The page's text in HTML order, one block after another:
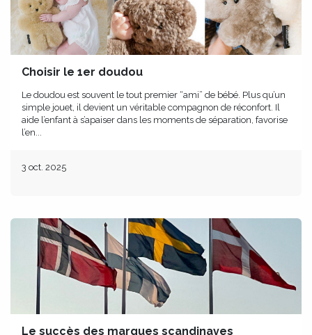
Choisir le 1er doudou
Le doudou est souvent le tout premier “ami” de bébé. Plus qu’un
simple jouet, il devient un véritable compagnon de réconfort. Il
aide l’enfant à s’apaiser dans les moments de séparation, favorise
l’en...
3 oct. 2025
Le succès des marques scandinaves